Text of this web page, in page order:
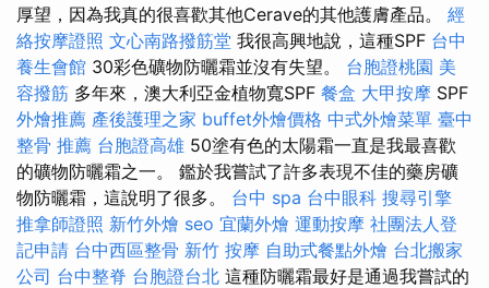
厚望，因為我真的很喜歡其他Cerave的其他護膚產品。 經
絡按摩證照 文心南路撥筋堂 我很高興地說，這種SPF 台中
養生會館 30彩色礦物防曬霜並沒有失望。 台胞證桃園 美
容撥筋 多年來，澳大利亞金植物寬SPF 餐盒 大甲按摩 SPF
外燴推薦 產後護理之家 buffet外燴價格 中式外燴菜單 臺中
整骨 推薦 台胞證高雄 50塗有色的太陽霜一直是我最喜歡
的礦物防曬霜之一。 鑑於我嘗試了許多表現不佳的藥房礦
物防曬霜，這說明了很多。 台中 spa 台中眼科 搜尋引擎
推拿師證照 新竹外燴 seo 宜蘭外燴 運動按摩 社團法人登
記申請 台中西區整骨 新竹 按摩 自助式餐點外燴 台北搬家
公司 台中整脊 台胞證台北 這種防曬霜最好是通過我嘗試的